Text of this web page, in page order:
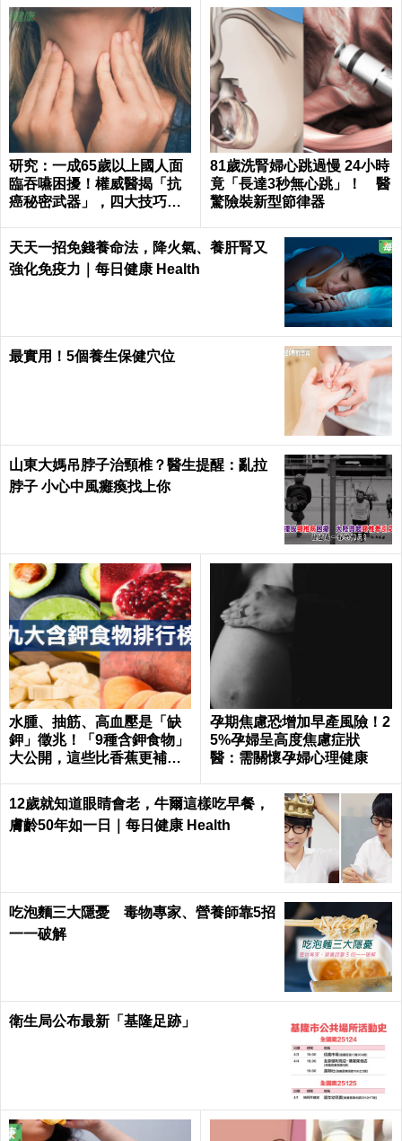
研究：一成65歲以上國人面
臨吞嚥困擾！權威醫揭「抗
癌秘密武器」，四大技巧肌
81歲洗腎婦心跳過慢 24小時
竟「長達3秒無心跳」！ 醫
驚險裝新型節律器
天天一招免錢養命法，降火氣、養肝腎又
強化免疫力｜每日健康 Health
最實用！5個養生保健穴位
山東大媽吊脖子治頸椎？醫生提醒：亂拉
脖子 小心中風癱瘓找上你
水腫、抽筋、高血壓是「缺
鉀」徵兆！「9種含鉀食物」
大公開，這些比香蕉更補鉀
孕期焦慮恐增加早產風險！2
5%孕婦呈高度焦慮症狀
醫：需關懷孕婦心理健康
12歲就知道眼睛會老，牛爾這樣吃早餐，
膚齡50年如一日｜每日健康 Health
吃泡麵三大隱憂 毒物專家、營養師靠5招
一一破解
衛生局公布最新「基隆足跡」